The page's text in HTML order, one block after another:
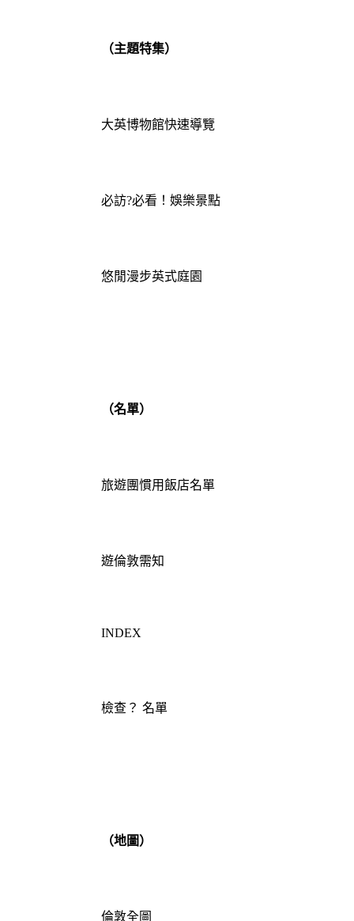
（主題特集）
大英博物館快速導覽
必訪?必看！娛樂景點
悠閒漫步英式庭園
（名單）
旅遊團慣用飯店名單
遊倫敦需知
INDEX
檢查？ 名單
（地圖）
倫敦全圖